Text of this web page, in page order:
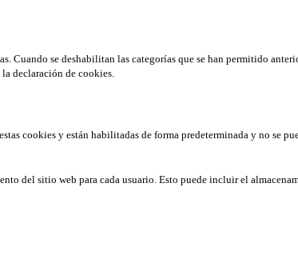
se deshabilitan las categorías que se han permitido
declaración de cookies.
cookies y están habilitadas de forma predeterminada y no se
del sitio web para cada usuario. Esto puede incluir el